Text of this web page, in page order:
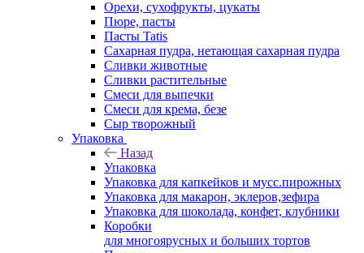
Орехи, сухофрукты, цукаты
Пюре, пасты
Пасты Tatis
Сахарная пудра, нетающая сахарная пудра
Сливки животные
Сливки растительные
Смеси для выпечки
Смеси для крема, безе
Сыр творожный
Упаковка
Назад
Упаковка
Упаковка для капкейков и мусс.пирожных
Упаковка для макарон, эклеров,зефира
Упаковка для шоколада, конфет, клубники
Коробки
для многоярусных и больших тортов